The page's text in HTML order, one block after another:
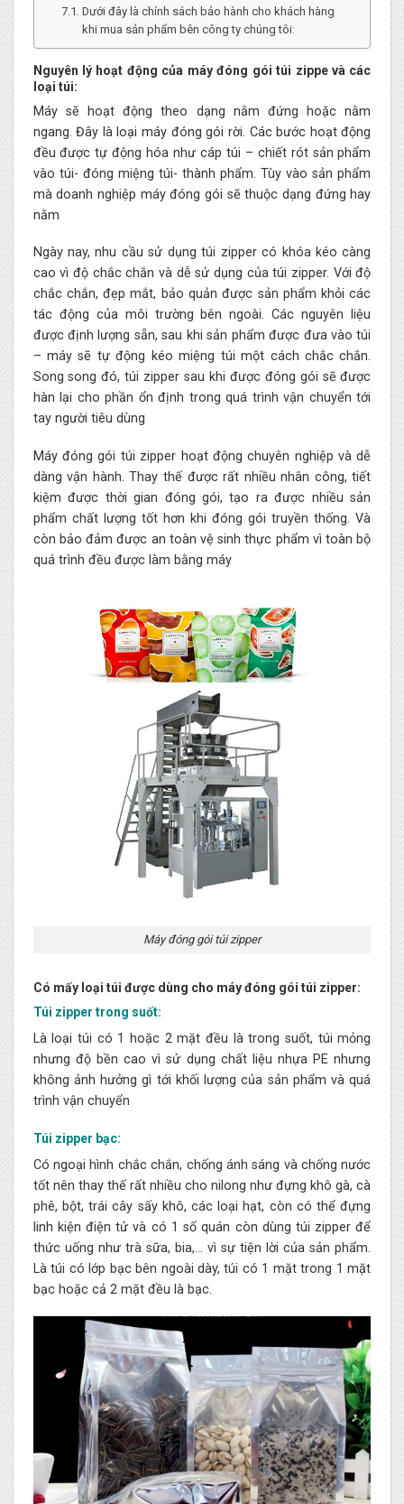
Dưới đây là chính sách bảo hành cho khách hàng
khi mua sản phẩm bên công ty chúng tôi:
Nguyên lý hoạt động của máy đóng gói túi zippe và các
loại túi:
Máy sẽ hoạt động theo dạng nằm đứng hoặc nằm
ngang. Đây là loại máy đóng gói rời. Các bước hoạt động
đều được tự động hóa như cáp túi – chiết rót sản phẩm
vào túi- đóng miệng túi- thành phẩm. Tùy vào sản phẩm
mà doanh nghiệp máy đóng gói sẽ thuộc dạng đứng hay
nằm
Ngày nay, nhu cầu sử dụng túi zipper có khóa kéo càng
cao vì độ chắc chắn và dễ sử dụng của túi zipper. Với độ
chắc chắn, đẹp mắt, bảo quản được sản phẩm khỏi các
tác động của môi trường bên ngoài. Các nguyên liệu
được định lượng sẵn, sau khi sản phẩm được đưa vào túi
– máy sẽ tự động kéo miệng túi một cách chắc chắn.
Song song đó, túi zipper sau khi được đóng gói sẽ được
hàn lại cho phần ổn định trong quá trình vận chuyển tới
tay người tiêu dùng
Máy đóng gói túi zipper hoạt động chuyên nghiệp và dễ
dàng vận hành. Thay thế được rất nhiều nhân công, tiết
kiệm được thời gian đóng gói, tạo ra được nhiều sản
phẩm chất lượng tốt hơn khi đóng gói truyền thống. Và
còn bảo đảm được an toàn vệ sinh thực phẩm vì toàn bộ
quá trình đều được làm bằng máy
Máy đóng gói túi zipper
Có mấy loại túi được dùng cho máy đóng gói túi zipper:
Túi zipper trong suốt:
Là loại túi có 1 hoặc 2 mặt đều là trong suốt, túi mỏng
nhưng độ bền cao vì sử dụng chất liệu nhựa PE nhưng
không ảnh hưởng gì tới khối lượng của sản phẩm và quá
trình vận chuyển
Túi zipper bạc:
Có ngoại hình chắc chắn, chống ánh sáng và chống nước
tốt nên thay thế rất nhiều cho nilong như đựng khô gà, cà
phê, bột, trái cây sấy khô, các loại hạt, còn có thể đựng
linh kiện điện tử và có 1 số quán còn dùng túi zipper để
thức uống như trà sữa, bia,… vì sự tiện lời của sản phẩm.
Là túi có lớp bạc bên ngoài dày, túi có 1 mặt trong 1 mặt
bạc hoặc cả 2 mặt đều là bạc.